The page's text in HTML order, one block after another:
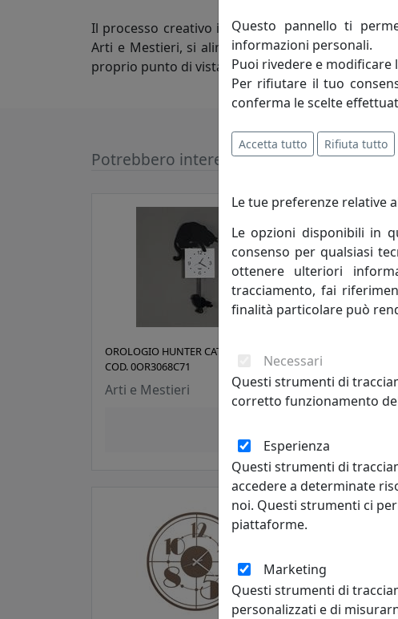
Il processo creativo invece attinge a luoghi
Arti e Mestieri, si alimenta di atmosfere e
proprio punto di vista nella progettazione di ogni
Potrebbero interessarti
OROLOGIO HUNTER CAT PENDOLO,
COD. 0OR3068C71
Arti e Mestieri Arti e
Questo pannello ti
informazioni personali.
Puoi rivedere e
Per rifiutare il tuo
conferma le scelte
Accetta tutto Rifiuta tutto
Le tue preferenze relative
Le opzioni disponibili in
consenso per qualsiasi
ottenere ulteriori
tracciamento, fai
finalità particolare può
Necessari
Questi strumenti di
corretto funzionamento
Esperienza
Questi strumenti di
accedere a determinate
noi. Questi strumenti ci
piattaforme.
Marketing
Questi strumenti di
personalizzati e di